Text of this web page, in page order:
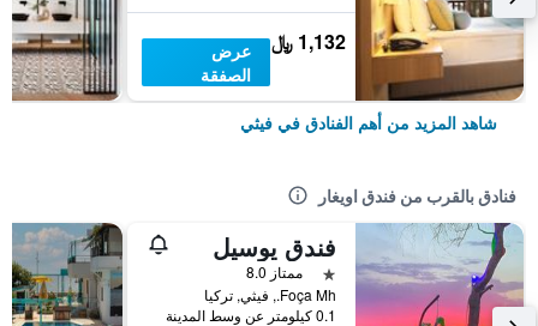
1,132 ﷼
عرض
الصفقة
شاهد المزيد من أهم الفنادق في فيثي
فنادق بالقرب من فندق اويغار
فندق يوسيل
نجمة واحدة
ممتاز 8.0
Foça Mh., فيثي, تركيا
0.1 كيلومتر عن وسط المدينة